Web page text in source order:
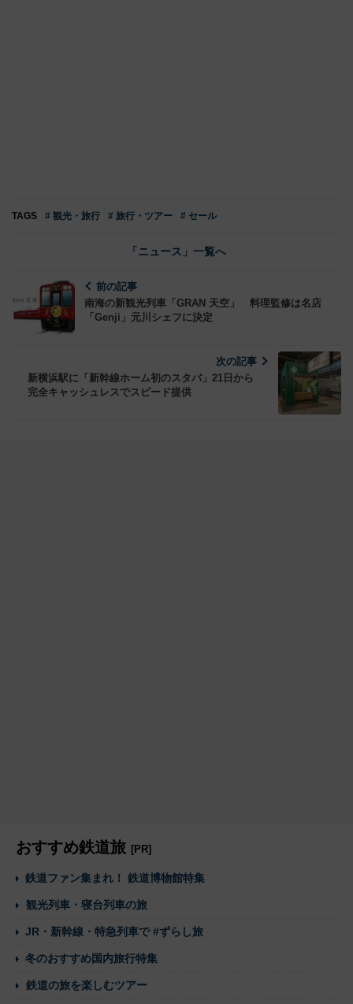
TAGS # 観光・旅行 # 旅行・ツアー # セール
「ニュース」一覧へ
前の記事
南海の新観光列車「GRAN 天空」 料理監修は名店
「Genji」元川シェフに決定
次の記事
新横浜駅に「新幹線ホーム初のスタバ」21日から
完全キャッシュレスでスピード提供
おすすめ鉄道旅 [PR]
鉄道ファン集まれ！ 鉄道博物館特集
観光列車・寝台列車の旅
JR・新幹線・特急列車で #ずらし旅
冬のおすすめ国内旅行特集
鉄道の旅を楽しむツアー